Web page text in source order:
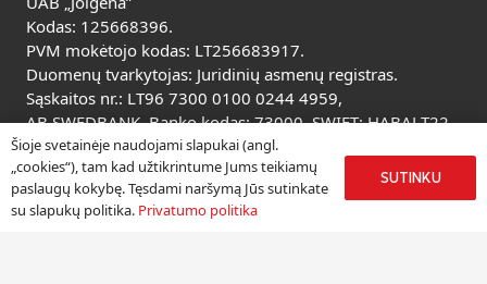
Kodas: 125668396.
PVM mokėtojo kodas: LT256683917.
Duomenų tvarkytojas: Juridinių asmenų registras.
Sąskaitos nr.: LT96 7300 0100 0244 4959,
AB SWEDBANK. Banko kodas: 73000, SWIFT: HABALT22.
Peržiūrėti visus kontaktus
Šioje svetainėje naudojami slapukai (angl.
„cookies“), tam kad užtikrintume Jums teikiamų
paslaugų kokybę. Tęsdami naršymą Jūs sutinkate
su slapukų politika. Privatumo politika
SUTINKU